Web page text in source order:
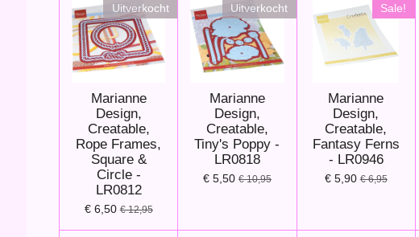
Uitverkocht
Marianne
Design,
Creatable,
Rope Frames,
Square &
Circle -
LR0812
€ 6,50 € 12,95
Uitverkocht
Marianne
Design,
Creatable,
Tiny's Poppy -
LR0818
€ 5,50 € 10,95
Sale!
Marianne
Design,
Creatable,
Fantasy Ferns
- LR0946
€ 5,90 € 6,95